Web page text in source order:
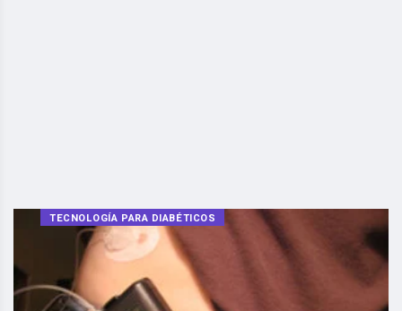
TECNOLOGÍA PARA DIABÉTICOS